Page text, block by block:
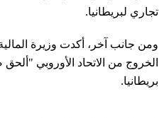
تجاري لبريطانيا.
ومن جانب آخر، أكدت وزيرة
الخروج من الاتحاد الأوروبي
بريطانيا.